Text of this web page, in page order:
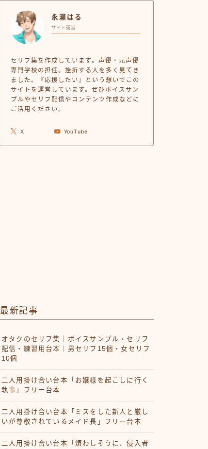
永瀬はる
サイト運営
セリフ集を作成しています。声優・元声優
専門学校の担任。挫折する人を多く見てき
ました。『応援したい』という想いでこの
サイトを運営しています。ぜひボイスサン
プルやセリフ配信やコンテンツ作成などに
ご活用ください。
X YouTube
最新記事
オタクのセリフ集｜ボイスサンプル・セリフ
配信・練習用台本｜男セリフ15個・女セリフ
10個
二人用掛け合い台本「お嬢様を起こしに行く
執事」フリー台本
二人用掛け合い台本「ミスをした新人と厳し
いが尊敬されているメイド長」フリー台本
二人用掛け合い台本「煩わしそうに、侵入者